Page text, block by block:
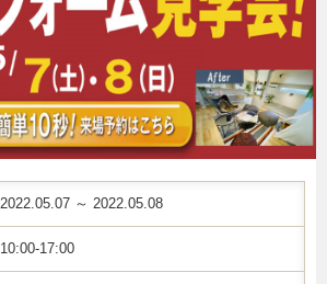
2022.05.07 ～ 2022.05.08
10:00-17:00